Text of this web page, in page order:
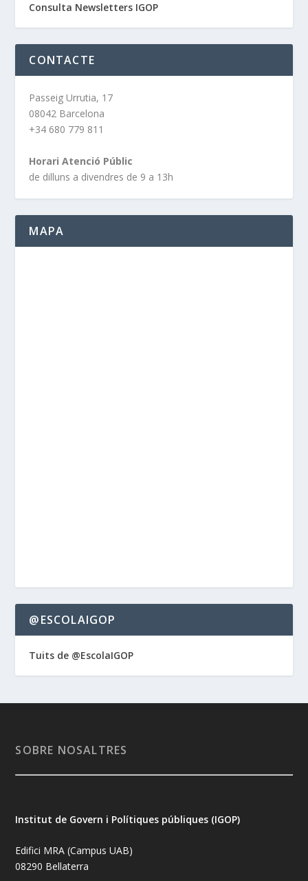
Consulta Newsletters IGOP
CONTACTE
Passeig Urrutia, 17
08042 Barcelona
+34 680 779 811
Horari Atenció Públic
de dilluns a divendres de 9 a 13h
MAPA
@ESCOLAIGOP
Tuits de @EscolaIGOP
SOBRE NOSALTRES
Institut de Govern i Polítiques públiques (IGOP)
Edifici MRA (Campus UAB)
08290 Bellaterra